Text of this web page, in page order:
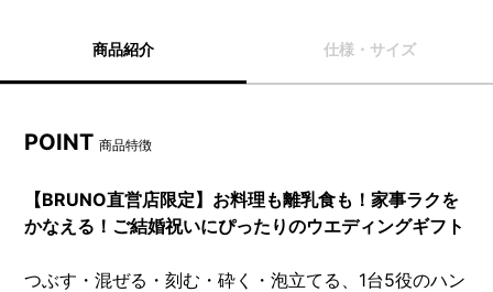
商品紹介 仕様・サイズ
POINT商品特徴
【BRUNO直営店限定】お料理も離乳食も！家事ラクを
かなえる！ご結婚祝いにぴったりのウエディングギフト
つぶす・混ぜる・刻む・砕く・泡立てる、1台5役のハン